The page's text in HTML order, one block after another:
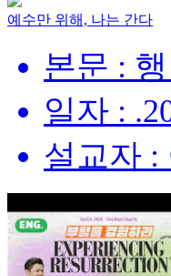
예수만 위해, 나는 간다
본문 :
일자 :
설교자 :